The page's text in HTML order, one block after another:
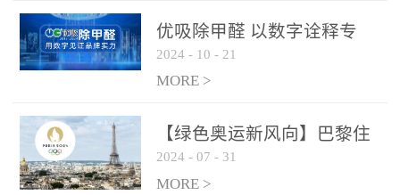
优吸除甲醛 以数字诠释专
业，尽显除醛品牌实力！
2024 - 10 - 21
MORE >
【绿色奥运新风向】巴黎住
宿风波：优吸环保共建健康
绿色家居
2024 - 07 - 31
MORE >